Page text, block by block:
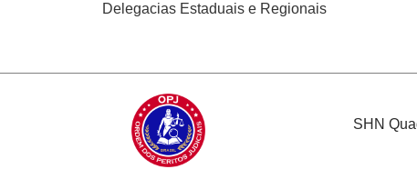
Delegacias Estaduais e Regionais
SHN